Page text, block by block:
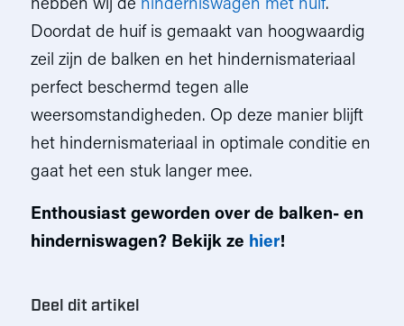
hebben wij de hinderniswagen mét huif.
Doordat de huif is gemaakt van hoogwaardig
zeil zijn de balken en het hindernismateriaal
perfect beschermd tegen alle
weersomstandigheden. Op deze manier blijft
het hindernismateriaal in optimale conditie en
gaat het een stuk langer mee.
Enthousiast geworden over de balken- en
hinderniswagen? Bekijk ze hier!
Deel dit artikel